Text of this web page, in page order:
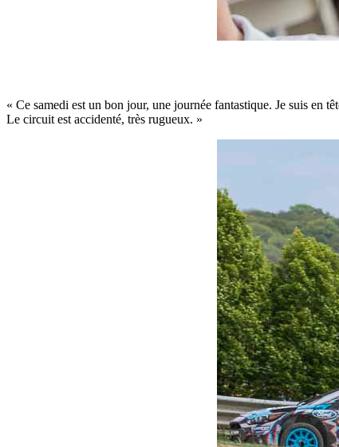
« Ce samedi est un bon jour, une journée fantastique. Je suis en
Le circuit est accidenté, très rugueux. »